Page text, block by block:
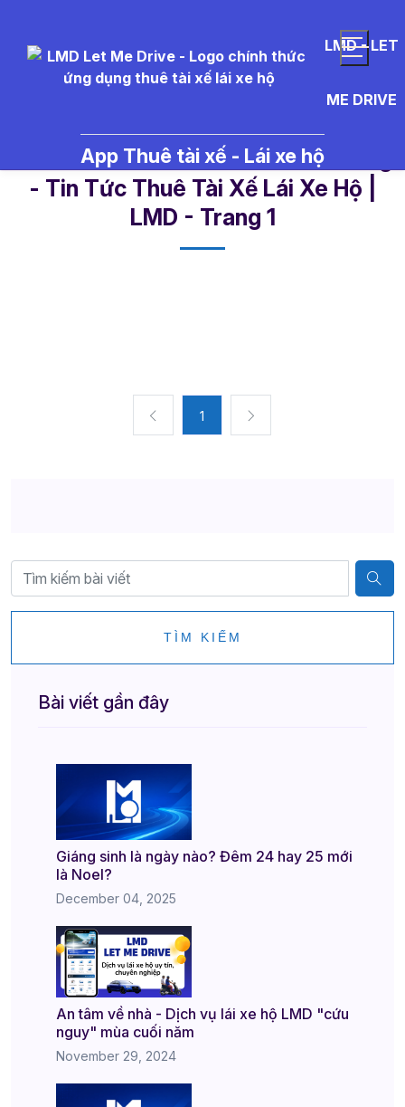
LMD - LET
ME DRIVE
App Thuê tài xế - Lái xe hộ
- Tin Tức Thuê Tài Xế Lái Xe Hộ |
LMD - Trang 1​
1
TÌM KIẾM
Bài viết gần đây
Giáng sinh là ngày nào? Đêm 24 hay 25 mới
là Noel?
December 04, 2025
An tâm về nhà - Dịch vụ lái xe hộ LMD "cứu
nguy" mùa cuối năm
November 29, 2024